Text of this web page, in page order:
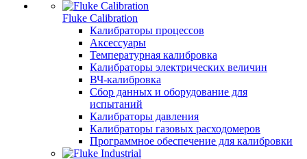
Fluke Calibration
Калибраторы процессов
Аксессуары
Температурная калибровка
Калибраторы электрических величин
ВЧ-калибровка
Сбор данных и оборудование для
испытаний
Калибраторы давления
Калибраторы газовых расходомеров
Программное обеспечение для калибровки